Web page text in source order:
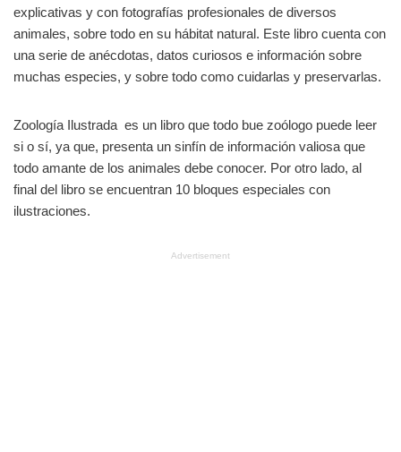
explicativas y con fotografías profesionales de diversos
animales, sobre todo en su hábitat natural. Este libro cuenta con
una serie de anécdotas, datos curiosos e información sobre
muchas especies, y sobre todo como cuidarlas y preservarlas.
Zoología Ilustrada es un libro que todo bue zoólogo puede leer
si o sí, ya que, presenta un sinfín de información valiosa que
todo amante de los animales debe conocer. Por otro lado, al
final del libro se encuentran 10 bloques especiales con
ilustraciones.
Advertisement